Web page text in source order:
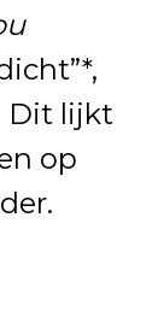
Dit lijkt
op